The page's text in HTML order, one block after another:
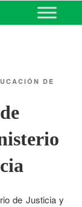
DE
de Justicia y